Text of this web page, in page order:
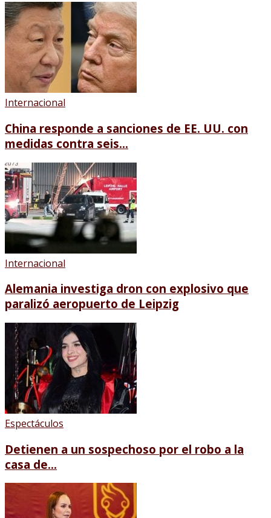
Internacional
China responde a sanciones de EE. UU. con
medidas contra seis...
Internacional
Alemania investiga dron con explosivo que
paralizó aeropuerto de Leipzig
Espectáculos
Detienen a un sospechoso por el robo a la
casa de...